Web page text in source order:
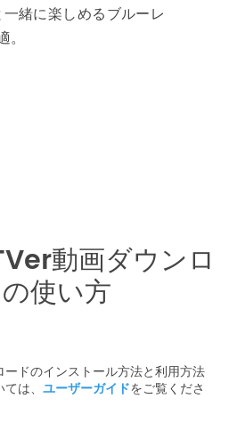
緒に楽しめるブルーレ
。
動画ダウンロ
使い方
ドのインストール方法と利用方法
は、 ユーザーガイドをご覧くださ